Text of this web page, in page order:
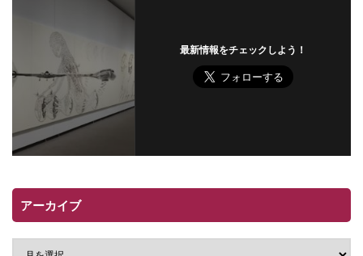
最新情報をチェックしよう！
アーカイブ